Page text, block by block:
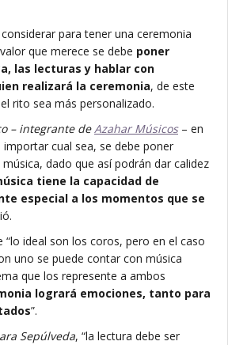
para tener una ceremonia
que merece se debe poner
las lecturas y hablar con
realizará la ceremonia, de este
rito sea más personalizado.
– integrante deAzahar Músicos– en
cual sea, se debe poner
dado que así podrán dar calidez
tiene la capacidad de
especial a los momentos que se
“lo ideal son los coros, pero en el caso
uno se puede contar con música
que los represente a ambos
logrará emociones, tanto para
”.
Sepúlveda, “la lectura debe ser